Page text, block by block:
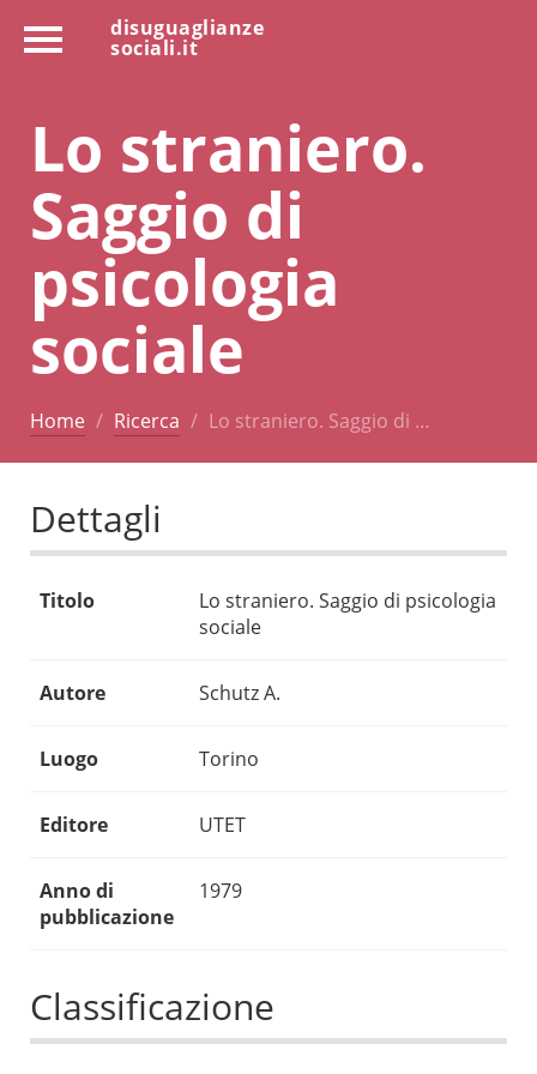
disuguaglianze
sociali.it
Lo straniero.
Saggio di
psicologia
sociale
Home Ricerca Lo straniero. Saggio di …
Dettagli
Titolo
Lo straniero. Saggio di psicologia
sociale
Autore Schutz A.
Luogo Torino
Editore UTET
Anno di
pubblicazione
1979
Classificazione